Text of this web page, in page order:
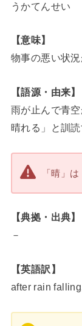
うかてんせい
【意味】
物事の悪い状況
【語源・由来】
雨が止んで青
晴れる」と訓読
「晴」
【典拠・出典】
－
【英語訳】
after rain